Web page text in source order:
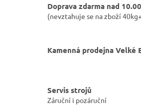
Doprava zdarma nad
(nevztahuje se na zboží
Kamenná prodejna Velké
Servis strojů
Záruční i pozáruční